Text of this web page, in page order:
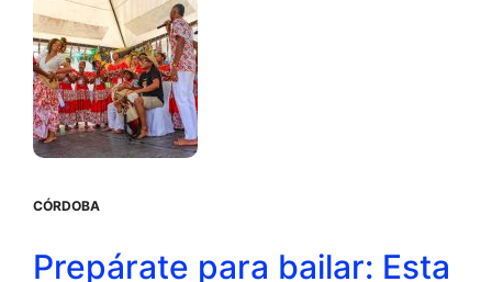
CÓRDOBA
Prepárate para bailar: Esta